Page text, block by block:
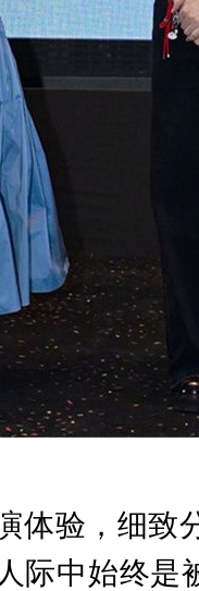
体验，细致
际中始终是